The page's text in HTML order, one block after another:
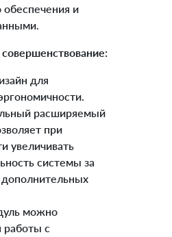
и
для
расширяемый
при
увеличивать
системы за
можно
работы с